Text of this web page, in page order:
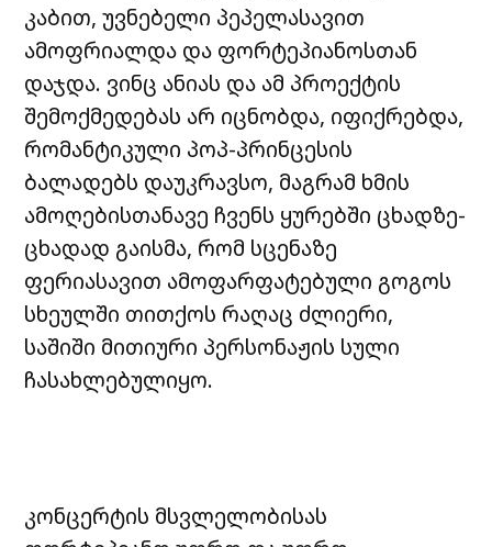
კაბით, უვნებელი პეპელასავით
ამოფრიალდა და ფორტეპიანოსთან
დაჯდა. ვინც ანიას და ამ პროექტის
შემოქმედებას არ იცნობდა, იფიქრებდა,
რომანტიკული პოპ-პრინცესის
ბალადებს დაუკრავსო, მაგრამ ხმის
ამოღებისთანავე ჩვენს ყურებში ცხადზე-
ცხადად გაისმა, რომ სცენაზე
ფერიასავით ამოფარფატებული გოგოს
სხეულში თითქოს რაღაც ძლიერი,
საშიში მითიური პერსონაჟის სული
ჩასახლებულიყო.
კონცერტის მსვლელობისას